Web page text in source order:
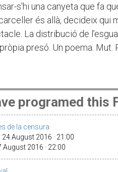
s'hi una canyeta que fa
és allà, decideix qui
La distribució de
presó. Un poema. Mut.
programed this
de la censura
August 2016 · 21:00
August 2016 · 22:00